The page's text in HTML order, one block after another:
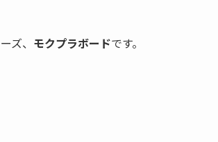
ズ、 モクプラボードです。